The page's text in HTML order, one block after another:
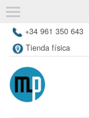
+34 961 350 643
Tienda física